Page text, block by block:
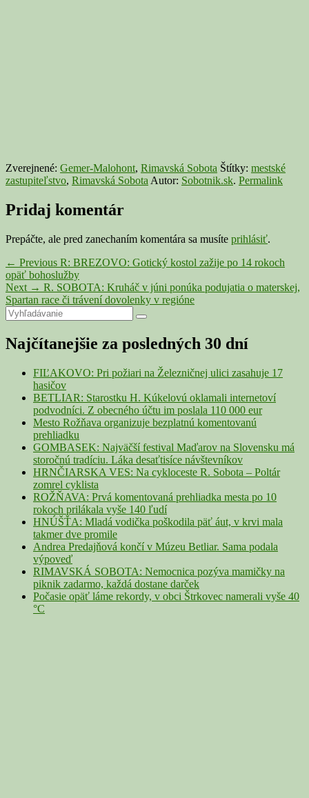
Zverejnené: Gemer-Malohont, Rimavská Sobota Štítky: mestské
zastupiteľstvo, Rimavská Sobota Autor: Sobotnik.sk. Permalink
Pridaj komentár
Prepáčte, ale pred zanechaním komentára sa musíte prihlásiť.
Navigácia
v
článku
← Previous Previous
post:
R: BREZOVO: Gotický kostol zažije po 14 rokoch
opäť bohoslužby
Next → Next
post:
R. SOBOTA: Kruháč v júni ponúka podujatia o materskej,
Spartan race či trávení dovolenky v regióne
Primary
Sidebar
Widget
Area
Search
for:
Search
Najčítanejšie za posledných 30 dní
FIĽAKOVO: Pri požiari na Železničnej ulici zasahuje 17
hasičov
BETLIAR: Starostku H. Kúkelovú oklamali internetoví
podvodníci. Z obecného účtu im poslala 110 000 eur
Mesto Rožňava organizuje bezplatnú komentovanú
prehliadku
GOMBASEK: Najväčší festival Maďarov na Slovensku má
storočnú tradíciu. Láka desaťtisíce návštevníkov
HRNČIARSKA VES: Na cykloceste R. Sobota – Poltár
zomrel cyklista
ROŽŇAVA: Prvá komentovaná prehliadka mesta po 10
rokoch prilákala vyše 140 ľudí
HNÚŠŤA: Mladá vodička poškodila päť áut, v krvi mala
takmer dve promile
Andrea Predajňová končí v Múzeu Betliar. Sama podala
výpoveď
RIMAVSKÁ SOBOTA: Nemocnica pozýva mamičky na
piknik zadarmo, každá dostane darček
Počasie opäť láme rekordy, v obci Štrkovec namerali vyše 40
°C